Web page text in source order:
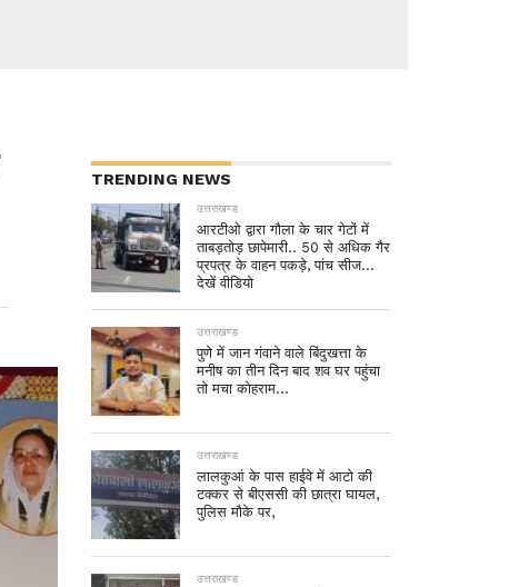
TRENDING NEWS
उत्तराखण्ड
आरटीओ द्वारा गौला के चार गेटों में
ताबड़तोड़ छापेमारी.. 50 से अधिक गैर
प्रपत्र के वाहन पकड़े, पांच सीज…
देखें वीडियो
उत्तराखण्ड
पुणे में जान गंवाने वाले बिंदुखत्ता के
मनीष का तीन दिन बाद शव घर पहुंचा
तो मचा कोहराम…
उत्तराखण्ड
लालकुआं के पास हाईवे में आटो की
टक्कर से बीएससी की छात्रा घायल,
पुलिस मौके पर,
उत्तराखण्ड